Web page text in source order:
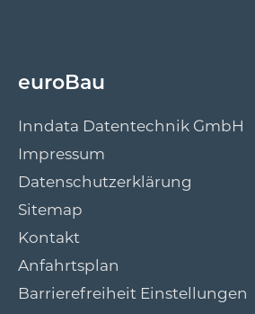
euroBau
Inndata Datentechnik GmbH
Impressum
Datenschutzerklärung
Sitemap
Kontakt
Anfahrtsplan
Barrierefreiheit Einstellungen